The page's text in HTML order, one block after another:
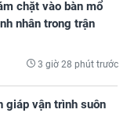
chặt vào bàn mổ
nhân trong trận
3 giờ 28 phút trước
giáp vận trình suôn